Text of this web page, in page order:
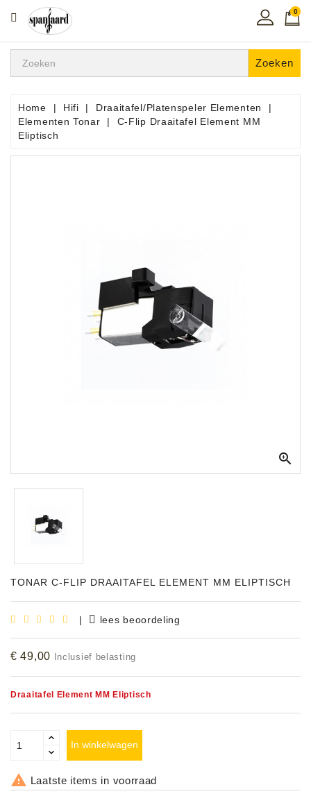
CATEGORIE
Home
In
De
Regio
Bladmuziek
Accessoires
DEMO
OCCASIONS
DEMONSTRATIES
0
Zoeken
Home Hifi
Draaitafel/Platenspeler Elementen
Elementen Tonar
C-Flip Draaitafel Element MM
Eliptisch

TONAR C-FLIP DRAAITAFEL ELEMENT MM ELIPTISCH
| lees beoordeling
€ 49,00 Inclusief belasting
Draaitafel Element MM Eliptisch
In winkelwagen
 Laatste items in voorraad